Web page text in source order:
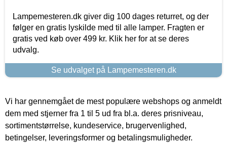
Lampemesteren.dk giver dig 100 dages returret, og der
følger en gratis lyskilde med til alle lamper. Fragten er
gratis ved køb over 499 kr. Klik her for at se deres
udvalg.
Se udvalget på Lampemesteren.dk
Vi har gennemgået de mest populære webshops og anmeldt
dem med stjerner fra 1 til 5 ud fra bl.a. deres prisniveau,
sortimentstørrelse, kundeservice, brugervenlighed,
betingelser, leveringsformer og betalingsmuligheder.